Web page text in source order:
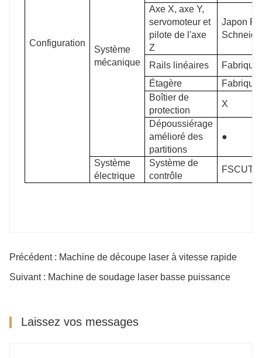
Configuration
Système
mécanique
Axe X, axe Y,
servomoteur et
pilote de l'axe
Z
Japon
Rails linéaires
Fabriqué
Étagère
Fabriqué
Boîtier de
protection
X
Dépoussiérage
amélioré des
partitions
●
Système
électrique
Système de
contrôle
Précédent : Machine de découpe laser à vitesse rapide
Suivant : Machine de soudage laser basse puissance
Laissez vos messages